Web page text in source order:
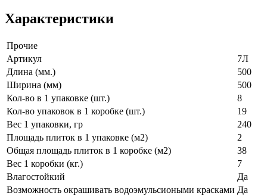
Характеристики
Прочие
Артикул
7Л
Длина (мм.)
500
Ширина (мм)
500
Кол-во в 1 упаковке (шт.)
8
Кол-во упаковок в 1 коробке (шт.)
19
Вес 1 упаковки, гр
240
Площадь плиток в 1 упаковке (м2)
2
Общая площадь плиток в 1 коробке (м2)
38
Вес 1 коробки (кг.)
7
Влагостойкий
Да
Возможность окрашивать водоэмульсиоными красками Да